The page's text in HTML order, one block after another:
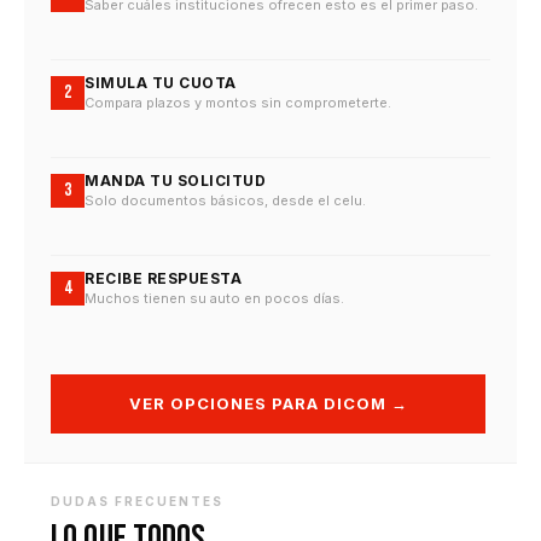
Saber cuáles instituciones ofrecen esto es el primer paso.
2 SIMULA TU CUOTA
Compara plazos y montos sin comprometerte.
3 MANDA TU SOLICITUD
Solo documentos básicos, desde el celu.
4 RECIBE RESPUESTA
Muchos tienen su auto en pocos días.
VER OPCIONES PARA DICOM →
DUDAS FRECUENTES